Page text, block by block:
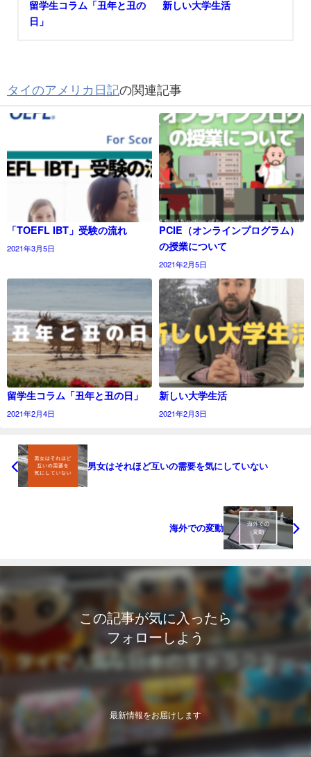
留学生コラム「丑年と丑の
日」
新しい大学生活
タイのアメリカ日記の関連記事
「TOEFL IBT」受験の流れ
2021年3月5日
PCIE（オンラインプログラム）
の授業について
2021年2月5日
留学生コラム「丑年と丑の日」
2021年2月4日
新しい大学生活
2021年2月3日
男女はそれほど互いの需要を気にしていない
海外での変動
この記事が気に入ったら
フォローしよう
最新情報をお届けします